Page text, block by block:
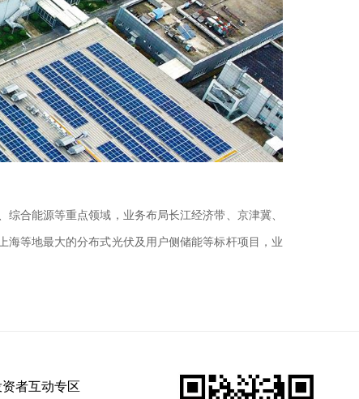
合能源等重点领域，业务布局长江经济带、京津冀、
海等地最大的分布式光伏及用户侧储能等标杆项目，业
资者互动专区